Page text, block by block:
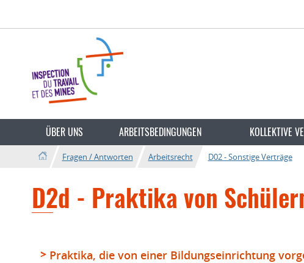
wechseln
ÜBER UNS ARBEITSBEDINGUNGEN KOLLEKTIVE
Fragen / Antworten Arbeitsrecht D02 - Sonstige Verträge
D2d - Praktika von
Praktika, die von einer Bildungseinrichtung